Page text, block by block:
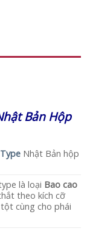
Bản Hộp
Nhật Bản hộp
là loại Bao cao
theo kích cỡ
cùng cho phái